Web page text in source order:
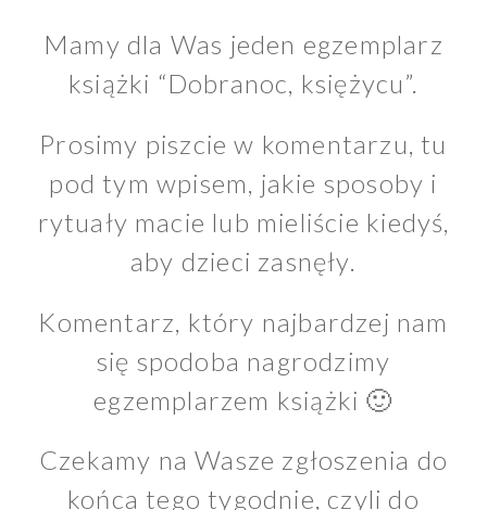
Mamy dla Was jeden egzemplarz
książki “Dobranoc, księżycu”.
Prosimy piszcie w komentarzu, tu
pod tym wpisem, jakie sposoby i
rytuały macie lub mieliście kiedyś,
aby dzieci zasnęły.
Komentarz, który najbardzej nam
się spodoba nagrodzimy
egzemplarzem książki 🙂
Czekamy na Wasze zgłoszenia do
końca tego tygodnie, czyli do